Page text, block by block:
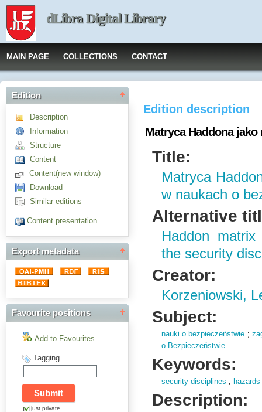
dLibra Digital Library
MAIN PAGE COLLECTIONS CONTACT
Edition
Description
Information
Structure
Content
Content(new window)
Download
Similar editions
Content presentation
Export metadata
Favourite positions
Add to Favourites
Tagging
just private
Edition description
Matryca Haddona
Title:
Matryca
w naukach o
Alternative
Haddon
the security
Creator:
Korzeniowski,
Subject:
nauki o bezpieczeństwie ;
o Bezpieczeństwie
Keywords:
security disciplines ; hazards
Description: